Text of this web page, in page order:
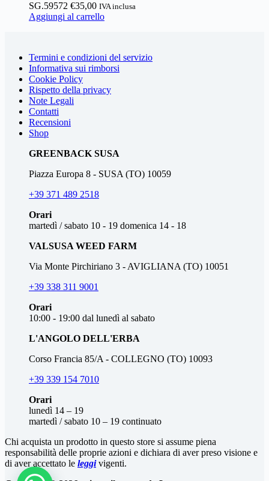
SG.59572 €35,00 IVA inclusa
Aggiungi al carrello
Termini e condizioni del servizio
Informativa sui rimborsi
Cookie Policy
Rispetto della privacy
Note Legali
Contatti
Recensioni
Shop
GREENBACK SUSA
Piazza Europa 8 - SUSA (TO) 10059
+39 371 489 2518
Orari
martedì / sabato 10 - 19 domenica 14 - 18
VALSUSA WEED FARM
Via Monte Pirchiriano 3 - AVIGLIANA (TO) 10051
+39 338 311 9001
Orari
10:00 - 19:00 dal lunedì al sabato
L'ANGOLO DELL'ERBA
Corso Francia 85/A - COLLEGNO (TO) 10093
+39 339 154 7010
Orari
lunedì 14 – 19
martedì / sabato 10 – 19 continuato
Chi acquista un prodotto in questo store si assume piena
responsabilità delle proprie azioni e dichiara di aver preso visione e
di aver accettato le leggivigenti.